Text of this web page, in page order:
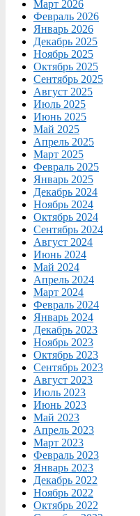
Март 2026
Февраль 2026
Январь 2026
Декабрь 2025
Ноябрь 2025
Октябрь 2025
Сентябрь 2025
Август 2025
Июль 2025
Июнь 2025
Май 2025
Апрель 2025
Март 2025
Февраль 2025
Январь 2025
Декабрь 2024
Ноябрь 2024
Октябрь 2024
Сентябрь 2024
Август 2024
Июнь 2024
Май 2024
Апрель 2024
Март 2024
Февраль 2024
Январь 2024
Декабрь 2023
Ноябрь 2023
Октябрь 2023
Сентябрь 2023
Август 2023
Июль 2023
Июнь 2023
Май 2023
Апрель 2023
Март 2023
Февраль 2023
Январь 2023
Декабрь 2022
Ноябрь 2022
Октябрь 2022